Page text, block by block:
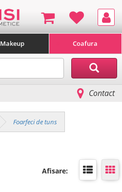
Makeup Coafura
Contact
Foarfeci de tuns
Afisare: